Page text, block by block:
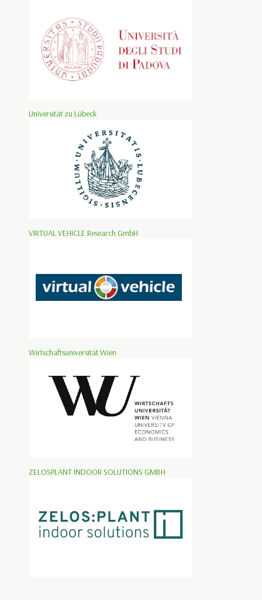
Universität zu Lübeck
VIRTUAL VEHICLE Research GmbH
Wirtschaftsuniversität Wien
ZELOSPLANT INDOOR SOLUTIONS GMBH